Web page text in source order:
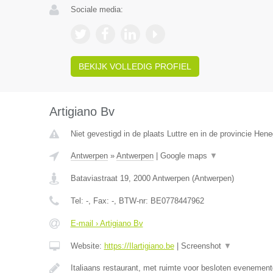
Sociale media:
BEKIJK VOLLEDIG PROFIEL
Artigiano Bv
Niet gevestigd in de plaats Luttre en in de provincie
Antwerpen» Antwerpen| Google maps ▼
Bataviastraat 19, 2000 Antwerpen(Antwerpen)
Tel: -, Fax: -, BTW-nr: BE0778447962
E-mail › Artigiano Bv
Website: https://Ilartigiano.be| Screenshot ▼
Italiaans restaurant, met ruimte voor besloten